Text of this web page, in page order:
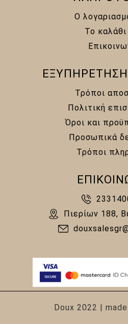
Ο
Το καλάθι
Τρόποι
Πολιτική
Όροι και
Προσωπικά
Τρόποι
Πιερίων 188,
Doux 2022 |